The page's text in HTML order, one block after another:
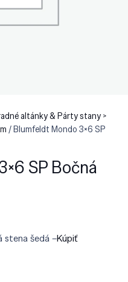
altánky & Párty stany >
/ Blumfeldt Mondo 3×6 SP
SP Bočná
stena šedá –Kúpiť